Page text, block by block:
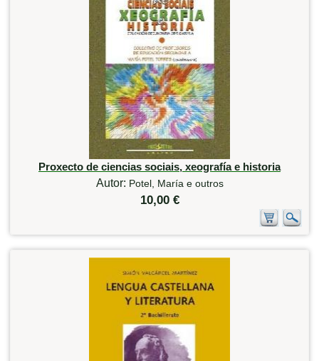
Proxecto de ciencias sociais, xeografía e historia
Autor: Potel, María e outros
10,00 €